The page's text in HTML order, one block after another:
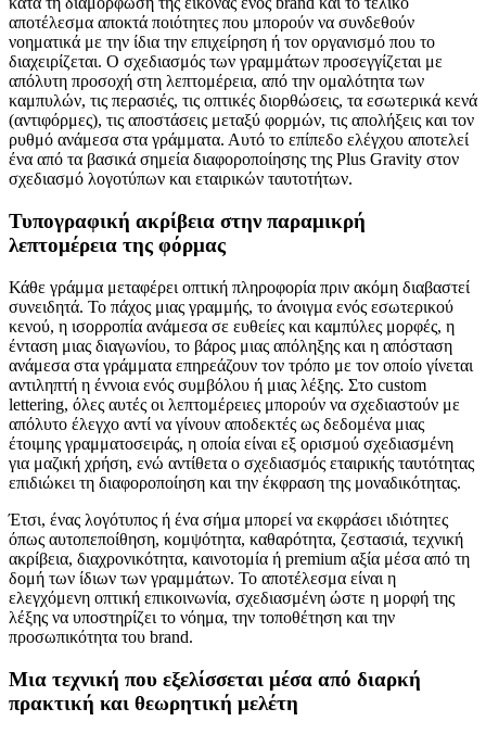
αποτέλεσμα αποκτά ποιότητες που μπορούν να συνδεθούν
νοηματικά με την ίδια την επιχείρηση ή τον οργανισμό που το
διαχειρίζεται. Ο σχεδιασμός των γραμμάτων προσεγγίζεται με
απόλυτη προσοχή στη λεπτομέρεια, από την ομαλότητα των
καμπυλών, τις περασιές, τις οπτικές διορθώσεις, τα εσωτερικά κενά
(αντιφόρμες), τις αποστάσεις μεταξύ φορμών, τις απολήξεις και τον
ρυθμό ανάμεσα στα γράμματα. Αυτό το επίπεδο ελέγχου αποτελεί
ένα από τα βασικά σημεία διαφοροποίησης της Plus Gravity στον
σχεδιασμό λογοτύπων και εταιρικών ταυτοτήτων.
Τυπογραφική ακρίβεια στην παραμικρή
λεπτομέρεια της φόρμας
Κάθε γράμμα μεταφέρει οπτική πληροφορία πριν ακόμη διαβαστεί
συνειδητά. Το πάχος μιας γραμμής, το άνοιγμα ενός εσωτερικού
κενού, η ισορροπία ανάμεσα σε ευθείες και καμπύλες μορφές, η
ένταση μιας διαγωνίου, το βάρος μιας απόληξης και η απόσταση
ανάμεσα στα γράμματα επηρεάζουν τον τρόπο με τον οποίο γίνεται
αντιληπτή η έννοια ενός συμβόλου ή μιας λέξης. Στο custom
lettering, όλες αυτές οι λεπτομέρειες μπορούν να σχεδιαστούν με
απόλυτο έλεγχο αντί να γίνουν αποδεκτές ως δεδομένα μιας
έτοιμης γραμματοσειράς, η οποία είναι εξ ορισμού σχεδιασμένη
για μαζική χρήση, ενώ αντίθετα ο σχεδιασμός εταιρικής ταυτότητας
επιδιώκει τη διαφοροποίηση και την έκφραση της μοναδικότητας.
Έτσι, ένας λογότυπος ή ένα σήμα μπορεί να εκφράσει ιδιότητες
όπως αυτοπεποίθηση, κομψότητα, καθαρότητα, ζεστασιά, τεχνική
ακρίβεια, διαχρονικότητα, καινοτομία ή premium αξία μέσα από τη
δομή των ίδιων των γραμμάτων. Το αποτέλεσμα είναι η
ελεγχόμενη οπτική επικοινωνία, σχεδιασμένη ώστε η μορφή της
λέξης να υποστηρίζει το νόημα, την τοποθέτηση και την
προσωπικότητα του brand.
Μια τεχνική που εξελίσσεται μέσα από διαρκή
πρακτική και θεωρητική μελέτη